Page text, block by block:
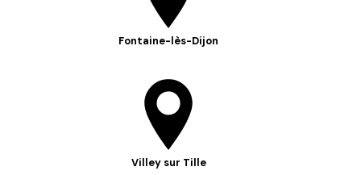
Fontaine-lès-Dijon
Villey sur Tille